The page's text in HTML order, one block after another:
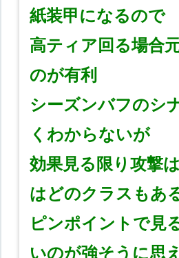
紙装甲になるので
高ティア回る場合
のが有利
シーズンバフのシ
くわからないが
効果見る限り攻撃
はどのクラスもあ
ピンポイントで見
いのが強そうに思